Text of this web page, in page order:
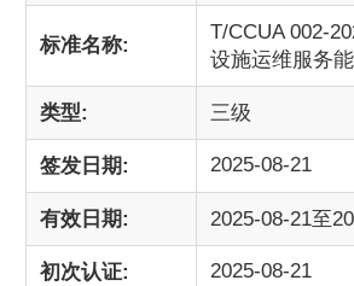
标准名称:
T/CCUA 002-
设施运维服务
类型: 三级
签发日期: 2025-08-21
有效日期: 2025-08-21至
初次认证: 2025-08-21